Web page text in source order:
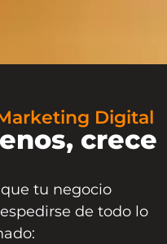
Digital
crece
tu negocio
de todo lo